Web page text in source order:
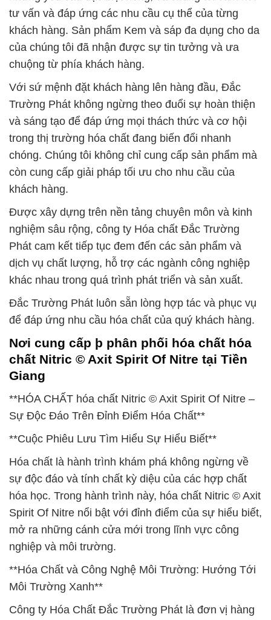
tư vấn và đáp ứng các nhu cầu cụ thể của từng
khách hàng. Sản phẩm Kem và sáp đa dụng cho da
của chúng tôi đã nhận được sự tin tưởng và ưa
chuộng từ phía khách hàng.
Với sứ mệnh đặt khách hàng lên hàng đầu, Đắc
Trường Phát không ngừng theo đuổi sự hoàn thiện
và sáng tạo để đáp ứng mọi thách thức và cơ hội
trong thị trường hóa chất đang biến đổi nhanh
chóng. Chúng tôi không chỉ cung cấp sản phẩm mà
còn cung cấp giải pháp tối ưu cho nhu cầu của
khách hàng.
Được xây dựng trên nền tảng chuyên môn và kinh
nghiệm sâu rộng, công ty Hóa chất Đắc Trường
Phát cam kết tiếp tục đem đến các sản phẩm và
dịch vụ chất lượng, hỗ trợ các ngành công nghiệp
khác nhau trong quá trình phát triển và sản xuất.
Đắc Trường Phát luôn sẵn lòng hợp tác và phục vụ
để đáp ứng nhu cầu hóa chất của quý khách hàng.
Nơi cung cấp þ phân phối hóa chất hóa
chất Nitric © Axit Spirit Of Nitre tại Tiền
Giang
**HÓA CHẤT hóa chất Nitric © Axit Spirit Of Nitre –
Sự Độc Đáo Trên Đỉnh Điểm Hóa Chất**
**Cuộc Phiêu Lưu Tìm Hiểu Sự Hiểu Biết**
Hóa chất là hành trình khám phá không ngừng về
sự độc đáo và tính chất kỳ diệu của các hợp chất
hóa học. Trong hành trình này, hóa chất Nitric © Axit
Spirit Of Nitre nổi bật với đỉnh điểm của sự hiểu biết,
mở ra những cánh cửa mới trong lĩnh vực công
nghiệp và môi trường.
**Hóa Chất và Công Nghệ Môi Trường: Hướng Tới
Môi Trường Xanh**
Công ty Hóa Chất Đắc Trường Phát là đơn vị hàng